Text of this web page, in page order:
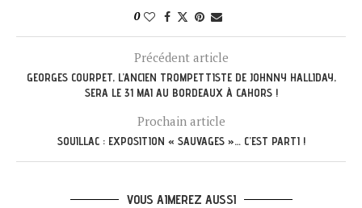
0
Précédent article
GEORGES COURPET, L’ANCIEN TROMPETTISTE DE JOHNNY HALLIDAY,
SERA LE 31 MAI AU BORDEAUX À CAHORS !
Prochain article
SOUILLAC : EXPOSITION « SAUVAGES »… C’EST PARTI !
VOUS AIMEREZ AUSSI